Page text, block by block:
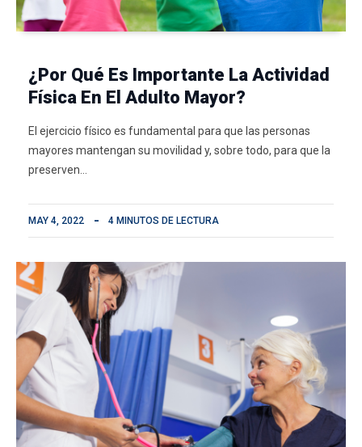
¿Por Qué Es Importante La Actividad
Física En El Adulto Mayor?
El ejercicio físico es fundamental para que las personas
mayores mantengan su movilidad y, sobre todo, para que la
preserven…
MAY 4, 2022 4 MINUTOS DE LECTURA